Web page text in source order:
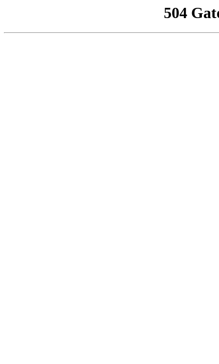
504